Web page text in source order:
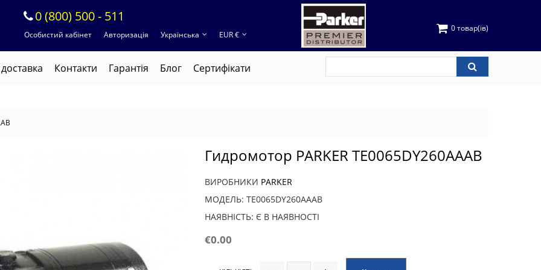
0 (800) 500 - 511
Особистий кабінет Авторизація Українська EUR €
0 товар(ів)
Контакти Гарантія Блог Cертифікати
Гидромотор PARKER TE0065DY260AAAB
ВИРОБНИКИ PARKER
МОДЕЛЬ: TE0065DY260AAAB
НАЯВНІСТЬ: Є В НАЯВНОСТІ
€0.00